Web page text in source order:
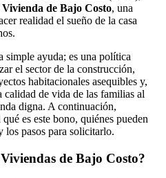
de Bajo Costo, una
realidad el sueño de la casa
simple ayuda; es una política
el sector de la construcción,
habitacionales asequibles y,
de vida de las familias al
digna. A continuación,
es este bono, quiénes pueden
los pasos para solicitarlo.
de Bajo Costo?